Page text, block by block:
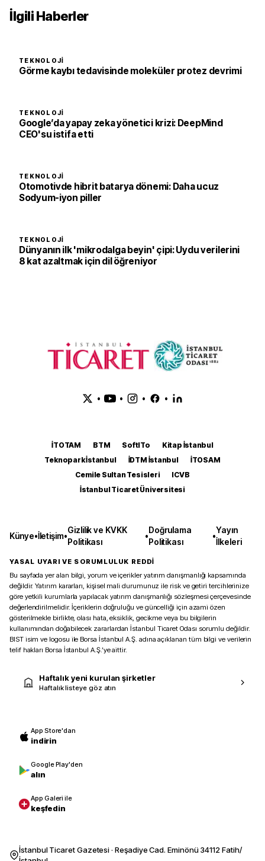
İlgili Haberler
TEKNOLOJI
Görme kaybı tedavisinde moleküler protez devrimi
TEKNOLOJI
Google’da yapay zeka yönetici krizi: DeepMind
CEO'su istifa etti
TEKNOLOJI
Otomotivde hibrit batarya dönemi: Daha ucuz
Sodyum-iyon piller
TEKNOLOJI
Dünyanın ilk 'mikrodalga beyin' çipi: Uydu verilerini
8 kat azaltmak için dil öğreniyor
• • • •
İTOTAM BTM SoftITo
Kitap İstanbul
Teknopark İstanbul
İDTM İstanbul
İTOSAM
Cemile Sultan Tesisleri
ICVB
İstanbul Ticaret Üniversitesi
Künye•İletişim•
Gizlilik ve KVKK
Politikası
•
Doğrulama
Politikası
•
Yayın
İlkeleri
YASAL UYARI VE SORUMLULUK REDDİ
Bu sayfada yer alan bilgi, yorum ve içerikler yatırım danışmanlığı kapsamında
değildir. Yatırım kararları, kişisel mali durumunuz ile risk ve getiri tercihlerinize
göre yetkili kurumlarla yapılacak yatırım danışmanlığı sözleşmesi çerçevesinde
değerlendirilmelidir. İçeriklerin doğruluğu ve güncelliği için azami özen
gösterilmekle birlikte, olası hata, eksiklik, gecikme veya bu bilgilerin
kullanımından doğabilecek zararlardan İstanbul Ticaret Odası sorumlu değildir.
BIST isim ve logosu ile Borsa İstanbul A.Ş. adına açıklanan tüm bilgi ve verilerin
telif hakları Borsa İstanbul A.Ş.’ye aittir.
Haftalık yeni kurulan şirketler
Haftalık listeye göz atın
App Store'dan
indirin
Google Play'den
alın
App Galeri ile
keşfedin
İstanbul Ticaret Gazetesi · Reşadiye Cad. Eminönü 34112 Fatih/